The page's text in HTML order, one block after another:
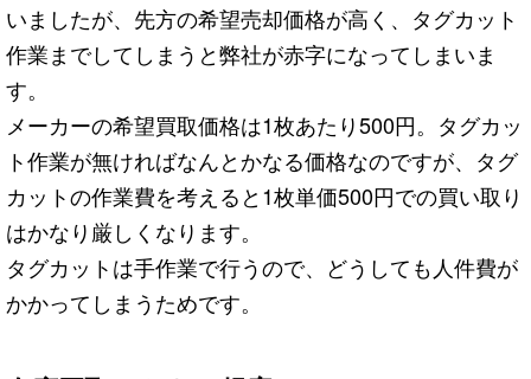
いましたが、先方の希望売却価格が高く、タグカット
作業までしてしまうと弊社が赤字になってしまいま
す。
メーカーの希望買取価格は1枚あたり500円。タグカッ
ト作業が無ければなんとかなる価格なのですが、タグ
カットの作業費を考えると1枚単価500円での買い取り
はかなり厳しくなります。
タグカットは手作業で行うので、どうしても人件費が
かかってしまうためです。